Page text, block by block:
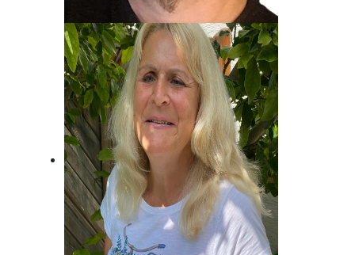
Jost Alpe
Unser Mann für die Charts!